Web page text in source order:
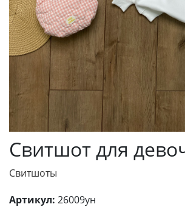
Свитшот для
Свитшоты
Артикул: 26009ун